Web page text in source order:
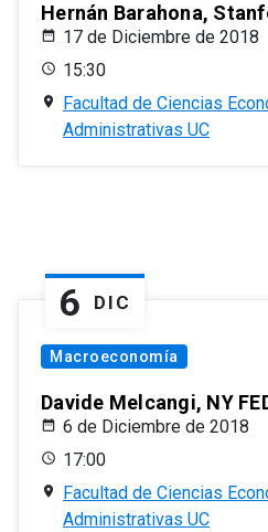
Hernán Barahona,
17 de Diciembre de 2018
15:30
Facultad de Ciencias
Administrativas UC
6 DIC
Macroeconomía
Davide Melcangi, NY
6 de Diciembre de 2018
17:00
Facultad de Ciencias
Administrativas UC